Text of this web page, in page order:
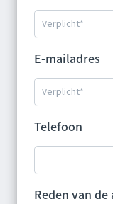
E-mailadres
Telefoon
Reden van